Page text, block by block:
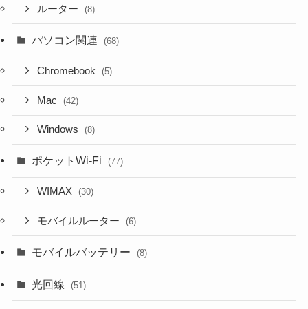
ルーター (8)
パソコン関連 (68)
Chromebook (5)
Mac (42)
Windows (8)
ポケットWi-Fi (77)
WIMAX (30)
モバイルルーター (6)
モバイルバッテリー (8)
光回線 (51)